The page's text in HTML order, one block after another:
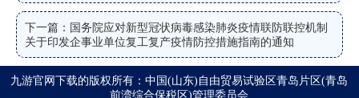
下一篇：国务院应对新型冠状病毒感染肺炎疫情联防联控机制
关于印发企事业单位复工复产疫情防控措施指南的通知
九游官网下载的版权所有：中国(山东)自由贸易试验区青岛片区(青岛
前湾综合保税区)管理委员会